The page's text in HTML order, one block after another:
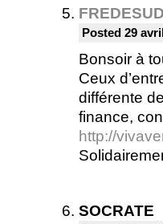
Posted 29
Bonsoir à
Ceux
différente
finance,
http://
SOCRATE